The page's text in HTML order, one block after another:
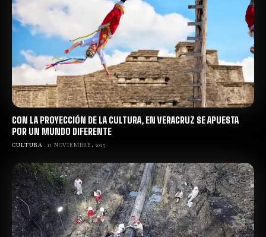
CON LA PROYECCIÓN DE LA CULTURA, EN VERACRUZ SE APUESTA
POR UN MUNDO DIFERENTE
CULTURA 11 NOVIEMBRE, 2025